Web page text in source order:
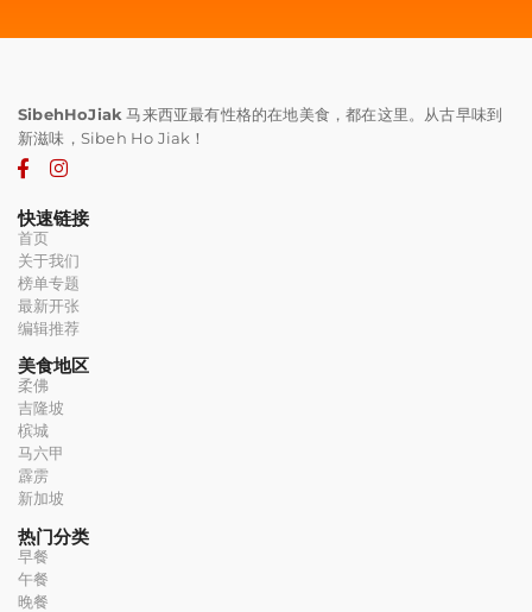
SibehHoJiak 马来西亚最有性格的在地美食，都在这里。从古早味到
新滋味，Sibeh Ho Jiak！
快速链接
首页
关于我们
榜单专题
最新开张
编辑推荐
美食地区
柔佛
吉隆坡
槟城
马六甲
霹雳
新加坡
热门分类
早餐
午餐
晚餐